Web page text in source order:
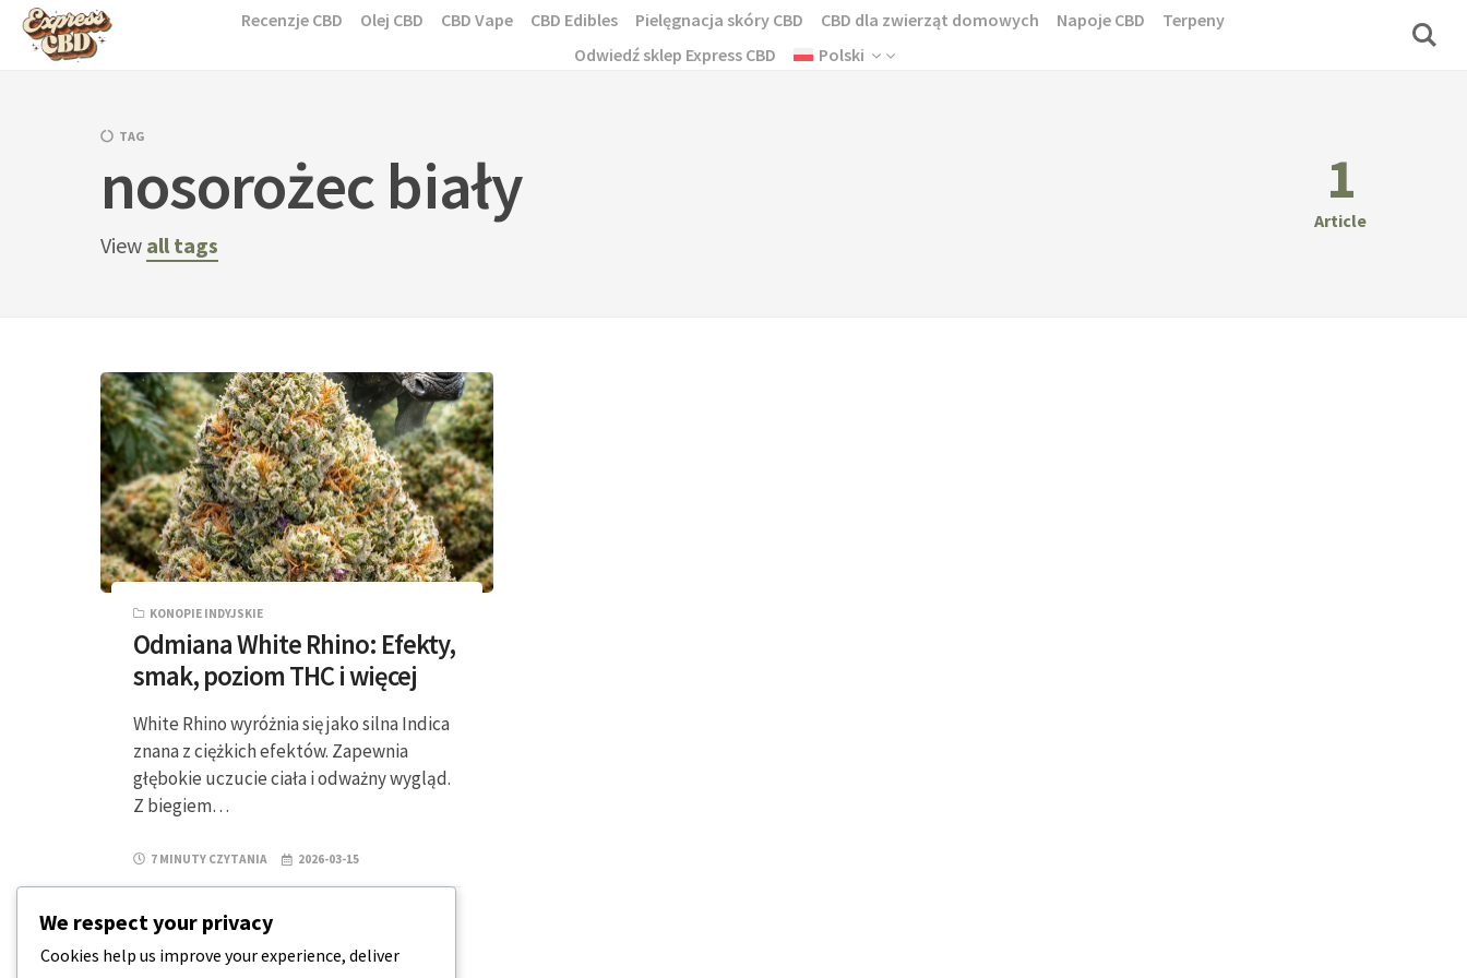
Skip
Recenzje CBD Olej CBD CBD Vape CBD Edibles Pielęgnacja skóry CBD CBD dla zwierząt domowych Napoje CBD
Terpeny
Odwiedź sklep Express CBD
Polski
TAG
nosorożec biały
View all tags
1
Article
KONOPIE INDYJSKIE
Odmiana White Rhino: Efekty,
smak, poziom THC i więcej
White Rhino wyróżnia się jako silna Indica
znana z ciężkich efektów. Zapewnia
głębokie uczucie ciała i odważny wygląd.
Z biegiem…
7 MINUTY CZYTANIA 2026-03-15
We respect your privacy
Cookies help us improve your experience, deliver